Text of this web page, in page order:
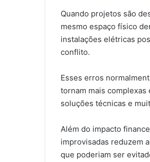
Quando projetos são
mesmo espaço físico
instalações elétricas
conflito.
Esses erros
tornam mais
soluções técnicas e
Além do impacto
improvisadas reduzem
que poderiam ser